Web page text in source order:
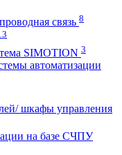
связь 8
SIMOTION 3
автоматизации
шкафы управления
на базе СЧПУ